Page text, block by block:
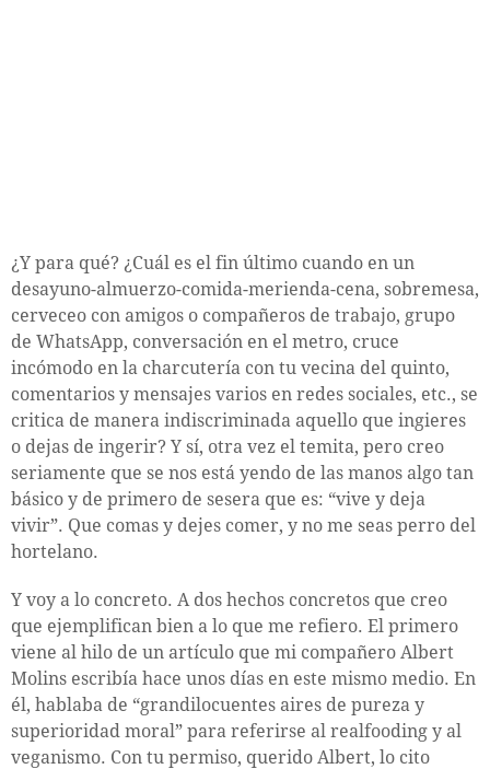
¿Y para qué? ¿Cuál es el fin último cuando en un
desayuno-almuerzo-comida-merienda-cena, sobremesa,
cerveceo con amigos o compañeros de trabajo, grupo
de WhatsApp, conversación en el metro, cruce
incómodo en la charcutería con tu vecina del quinto,
comentarios y mensajes varios en redes sociales, etc., se
critica de manera indiscriminada aquello que ingieres
o dejas de ingerir? Y sí, otra vez el temita, pero creo
seriamente que se nos está yendo de las manos algo tan
básico y de primero de sesera que es: “vive y deja
vivir”. Que comas y dejes comer, y no me seas perro del
hortelano.
Y voy a lo concreto. A dos hechos concretos que creo
que ejemplifican bien a lo que me refiero. El primero
viene al hilo de un artículo que mi compañero Albert
Molins escribía hace unos días en este mismo medio. En
él, hablaba de “grandilocuentes aires de pureza y
superioridad moral” para referirse al realfooding y al
veganismo. Con tu permiso, querido Albert, lo cito